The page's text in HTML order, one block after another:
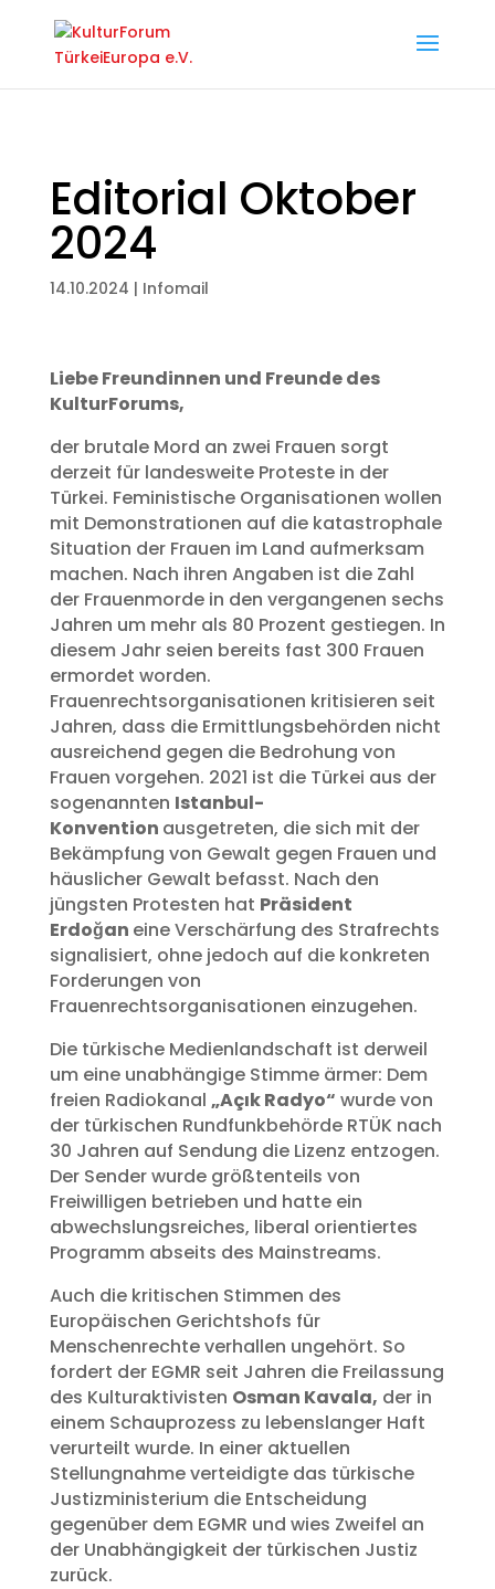
Editorial Oktober
2024
14.10.2024 | Infomail
Liebe Freundinnen und Freunde des
KulturForums,
der brutale Mord an zwei Frauen sorgt
derzeit für landesweite Proteste in der
Türkei. Feministische Organisationen wollen
mit Demonstrationen auf die katastrophale
Situation der Frauen im Land aufmerksam
machen. Nach ihren Angaben ist die Zahl
der Frauenmorde in den vergangenen sechs
Jahren um mehr als 80 Prozent gestiegen. In
diesem Jahr seien bereits fast 300 Frauen
ermordet worden.
Frauenrechtsorganisationen kritisieren seit
Jahren, dass die Ermittlungsbehörden nicht
ausreichend gegen die Bedrohung von
Frauen vorgehen. 2021 ist die Türkei aus der
sogenannten Istanbul-
Konvention ausgetreten, die sich mit der
Bekämpfung von Gewalt gegen Frauen und
häuslicher Gewalt befasst. Nach den
jüngsten Protesten hat Präsident
Erdoğan eine Verschärfung des Strafrechts
signalisiert, ohne jedoch auf die konkreten
Forderungen von
Frauenrechtsorganisationen einzugehen.
Die türkische Medienlandschaft ist derweil
um eine unabhängige Stimme ärmer: Dem
freien Radiokanal „Açık Radyo“ wurde von
der türkischen Rundfunkbehörde RTÜK nach
30 Jahren auf Sendung die Lizenz entzogen.
Der Sender wurde größtenteils von
Freiwilligen betrieben und hatte ein
abwechslungsreiches, liberal orientiertes
Programm abseits des Mainstreams.
Auch die kritischen Stimmen des
Europäischen Gerichtshofs für
Menschenrechte verhallen ungehört. So
fordert der EGMR seit Jahren die Freilassung
des Kulturaktivisten Osman Kavala, der in
einem Schauprozess zu lebenslanger Haft
verurteilt wurde. In einer aktuellen
Stellungnahme verteidigte das türkische
Justizministerium die Entscheidung
gegenüber dem EGMR und wies Zweifel an
der Unabhängigkeit der türkischen Justiz
zurück.